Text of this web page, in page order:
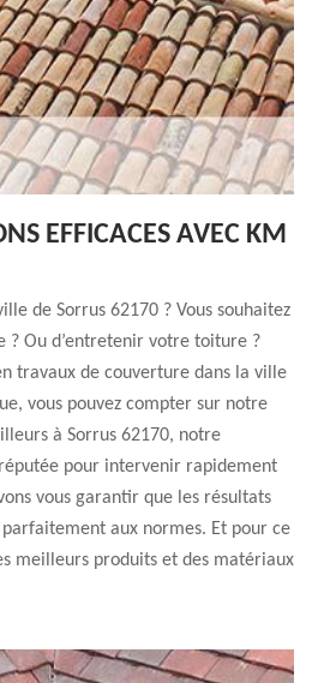
EFFICACES AVEC KM
de Sorrus 62170 ? Vous souhaitez
? Ou d’entretenir votre toiture ?
travaux de couverture dans la ville
vous pouvez compter sur notre
à Sorrus 62170, notre
pour intervenir rapidement
vous garantir que les résultats
aux normes. Et pour ce
meilleurs produits et des matériaux